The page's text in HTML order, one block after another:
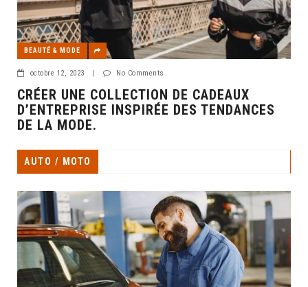
BEAUTÉ & MODE
octobre 12, 2023 | No Comments
CRÉER UNE COLLECTION DE CADEAUX
D’ENTREPRISE INSPIRÉE DES TENDANCES
DE LA MODE.
AUTO / MOTO